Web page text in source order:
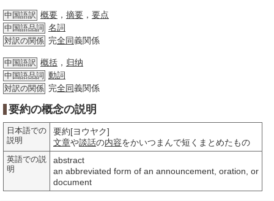
中国語訳 概要 ， 摘要 ， 要点
中国語品詞 名詞
対訳の関係 完全同義関係
中国語訳 概括 ， 归纳
中国語品詞 動詞
対訳の関係 完全同義関係
要約の概念の説明
日本語での
説明
要約[ヨウヤク]
文章や談話の内容をかいつまんで短くまとめたもの
英語での説
明
abstract
an abbreviated form of an announcement, oration, or
document